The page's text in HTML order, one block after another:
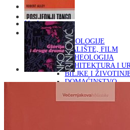
Naslovna
KNJIGE
OD ARHEOLOGIJE
DO KAZALIŠTE, FILM
ARHEOLOGIJA
ARHITEKTURA I
BILJKE I
DOMAĆINSTVO
ETNOLOGIJA
FILOZOFIJA,